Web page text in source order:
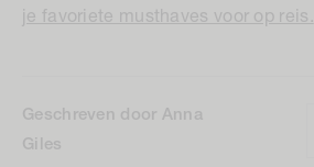
je favoriete musthaves voor op reis.
Geschreven door Anna
Giles